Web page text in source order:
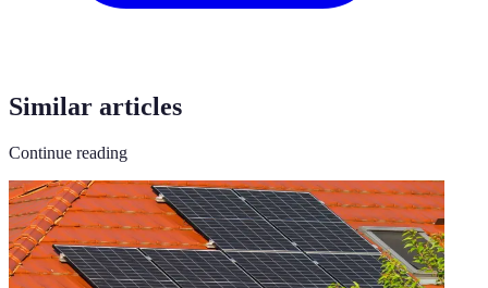
Similar articles
Continue reading